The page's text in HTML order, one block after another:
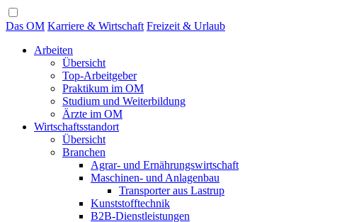
Das OM Karriere & Wirtschaft Freizeit & Urlaub
Arbeiten
Übersicht
Top-Arbeitgeber
Praktikum im OM
Studium und Weiterbildung
Ärzte im OM
Wirtschaftsstandort
Übersicht
Branchen
Agrar- und Ernährungswirtschaft
Maschinen- und Anlagenbau
Transporter aus Lastrup
Kunststofftechnik
B2B-Dienstleistungen